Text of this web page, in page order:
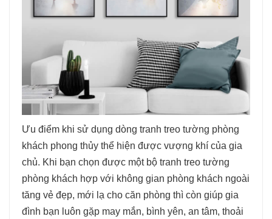
Ưu điểm khi sử dụng dòng tranh treo tường phòng
khách phong thủy thể hiện được vượng khí của gia
chủ. Khi bạn chọn được một bộ tranh treo tường
phòng khách hợp với không gian phòng khách ngoài
tăng vẻ đẹp, mới lạ cho căn phòng thì còn giúp gia
đình bạn luôn gặp may mắn, bình yên, an tâm, thoải